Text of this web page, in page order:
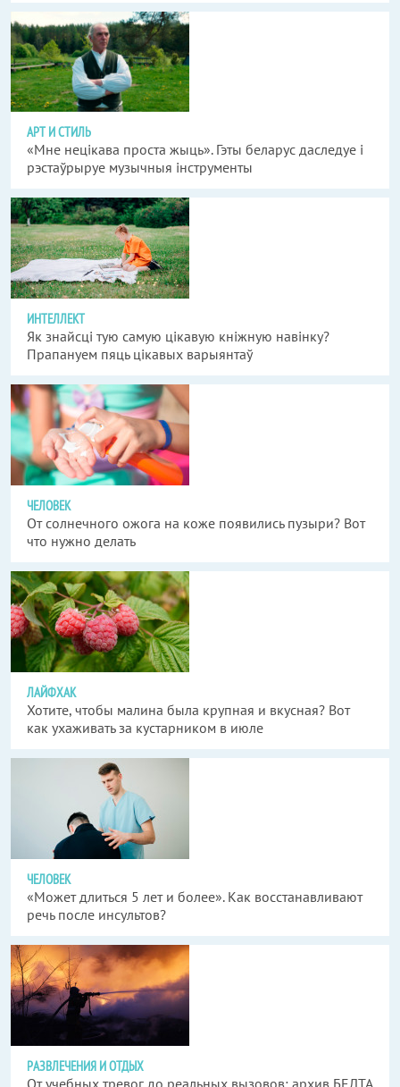
АРТ И СТИЛЬ
«Мне нецікава проста жыць». Гэты беларус даследуе і
рэстаўрыруе музычныя інструменты
ИНТЕЛЛЕКТ
Як знайсці тую самую цікавую кніжную навінку?
Прапануем пяць цікавых варыянтаў
ЧЕЛОВЕК
От солнечного ожога на коже появились пузыри? Вот
что нужно делать
ЛАЙФХАК
Хотите, чтобы малина была крупная и вкусная? Вот
как ухаживать за кустарником в июле
ЧЕЛОВЕК
«Может длиться 5 лет и более». Как восстанавливают
речь после инсультов?
РАЗВЛЕЧЕНИЯ И ОТДЫХ